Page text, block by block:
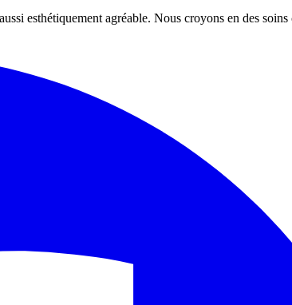
esthétiquement agréable. Nous croyons en des soins